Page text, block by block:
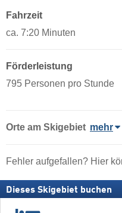
Fahrzeit
ca. 7:20 Minuten
Förderleistung
795 Personen pro Stunde
Orte am Skigebiet mehr
Fehler aufgefallen? Hier
Dieses Skigebiet buchen